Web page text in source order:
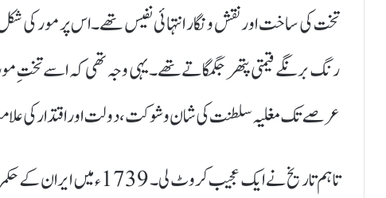
تخت کی ساخت اور نقش و نگار انتہائی نفیس تھے۔ اس پر مور
رنگ برنگے قیمتی پتھر جگمگاتے تھے۔ یہی وجہ تھی کہ اسے تختِ مور
عرصے تک مغلیہ سلطنت کی شان و شوکت، دولت اور اقتدار کی
تاہم تاریخ نے ایک عجیب